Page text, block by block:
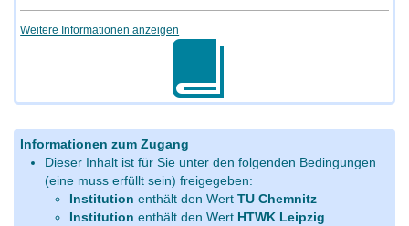
Weitere Informationen anzeigen
Informationen zum Zugang
Dieser Inhalt ist für Sie unter den folgenden Bedingungen
(eine muss erfüllt sein) freigegeben:
Institution enthält den Wert TU Chemnitz
Institution enthält den Wert HTWK Leipzig